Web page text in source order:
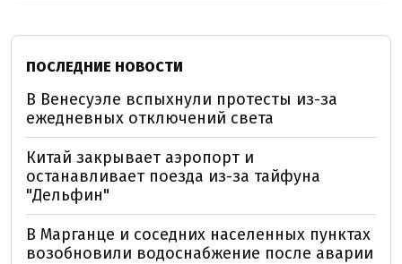
ПОСЛЕДНИЕ НОВОСТИ
В Венесуэле вспыхнули протесты из-за
ежедневных отключений света
Китай закрывает аэропорт и
останавливает поезда из-за тайфуна
"Дельфин"
В Марганце и соседних населенных пунктах
возобновили водоснабжение после аварии